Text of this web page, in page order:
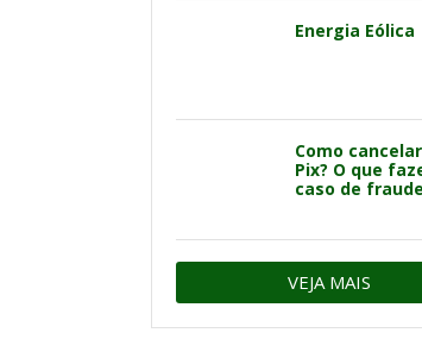
Energia Eólica
Como
Pix? O que
caso de
VEJA MAIS